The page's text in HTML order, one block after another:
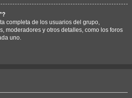
completa de los usuarios del grupo,
moderadores y otros detalles, como los foros
uno.